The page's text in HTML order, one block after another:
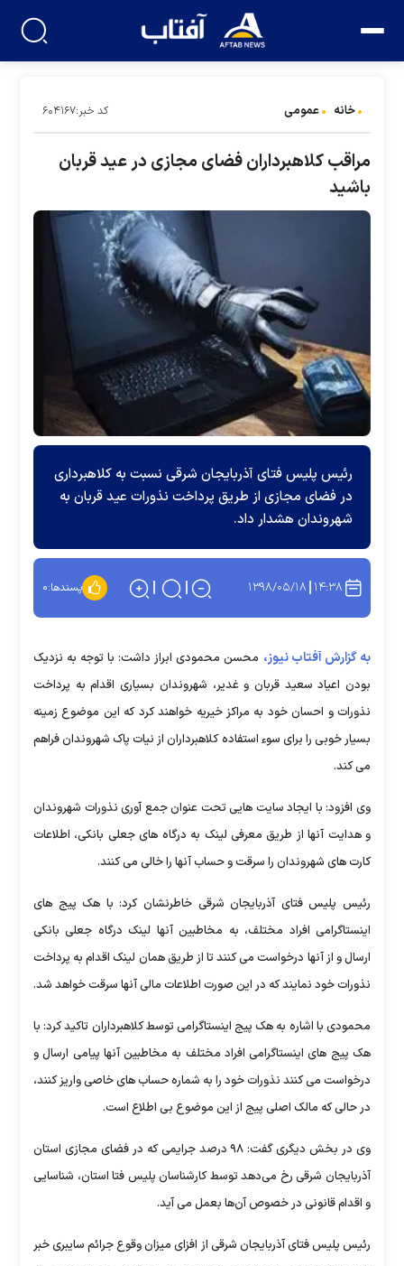
خانه عمومی کد خبر:۶۰۴۱۶۷
مراقب کلاهبرداران فضای مجازی در عید قربان
باشید
رئیس پلیس فتای آذربایجان شرقی نسبت به کلاهبرداری
در فضای مجازی از طریق پرداخت نذورات عید قربان به
شهروندان هشدار داد.
۱۴:۳۸ ۱۳۹۸/۰۵/۱۸ پسندها:۰
به گزارش آفتاب نیوز، محسن محمودی ابراز داشت: با توجه به نزدیک
بودن اعیاد سعید قربان و غدیر، شهروندان بسیاری اقدام به پرداخت
نذورات و احسان خود به مراکز خیریه خواهند کرد که این موضوع زمینه
بسیار خوبی را برای سوء استفاده کلاهبرداران از نیات پاک شهروندان فراهم
می کند.
وی افزود: با ایجاد سایت هایی تحت عنوان جمع آوری نذورات شهروندان
و هدایت آنها از طریق معرفی لینک به درگاه های جعلی بانکی، اطلاعات
کارت های شهروندان را سرقت و حساب آنها را خالی می کنند.
رئیس پلیس فتای آذربایجان شرقی خاطرنشان کرد: با هک پیج های
اینستاگرامی افراد مختلف، به مخاطبین آنها لینک درگاه جعلی بانکی
ارسال و از آنها درخواست می کنند تا از طریق همان لینک اقدام به پرداخت
نذورات خود نمایند که در این صورت اطلاعات مالی آنها سرقت خواهد شد.
محمودی با اشاره به هک پیج اینستاگرامی توسط کلاهبرداران تاکید کرد: با
هک پیج های اینستاگرامی افراد مختلف به مخاطبین آنها پیامی ارسال و
درخواست می کنند نذورات خود را به شماره حساب های خاصی واریز کنند،
در حالی که مالک اصلی پیج از این موضوع بی اطلاع است.
وی در بخش دیگری گفت: ۹۸ درصد جرایمی که در فضای مجازی استان
آذربایجان شرقی رخ می‌دهد توسط کارشناسان پلیس فتا استان، شناسایی
و اقدام قانونی در خصوص آن‌ها بعمل می آید.
رئیس پلیس فتای آذربایجان شرقی از افزای میزان وقوع جرائم سایبری خبر